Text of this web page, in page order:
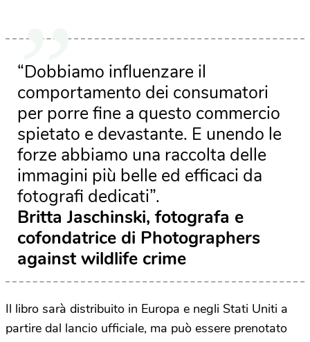
“Dobbiamo influenzare il
comportamento dei consumatori
per porre fine a questo commercio
spietato e devastante. E unendo le
forze abbiamo una raccolta delle
immagini più belle ed efficaci da
fotografi dedicati”.
Britta Jaschinski, fotografa e
cofondatrice di Photographers
against wildlife crime
Il libro sarà distribuito in Europa e negli Stati Uniti a
partire dal lancio ufficiale, ma può essere prenotato